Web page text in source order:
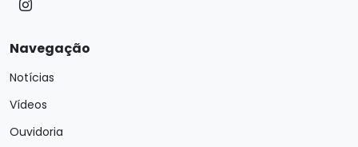
Navegação
Notícias
Vídeos
Ouvidoria